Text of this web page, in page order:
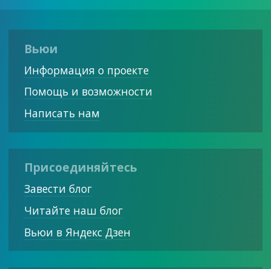
Вьюи
Информация о проекте
Помощь и возможности
Написать нам
Присоединяйтесь
Завести блог
Читайте наш блог
Вьюи в Яндекс Дзен